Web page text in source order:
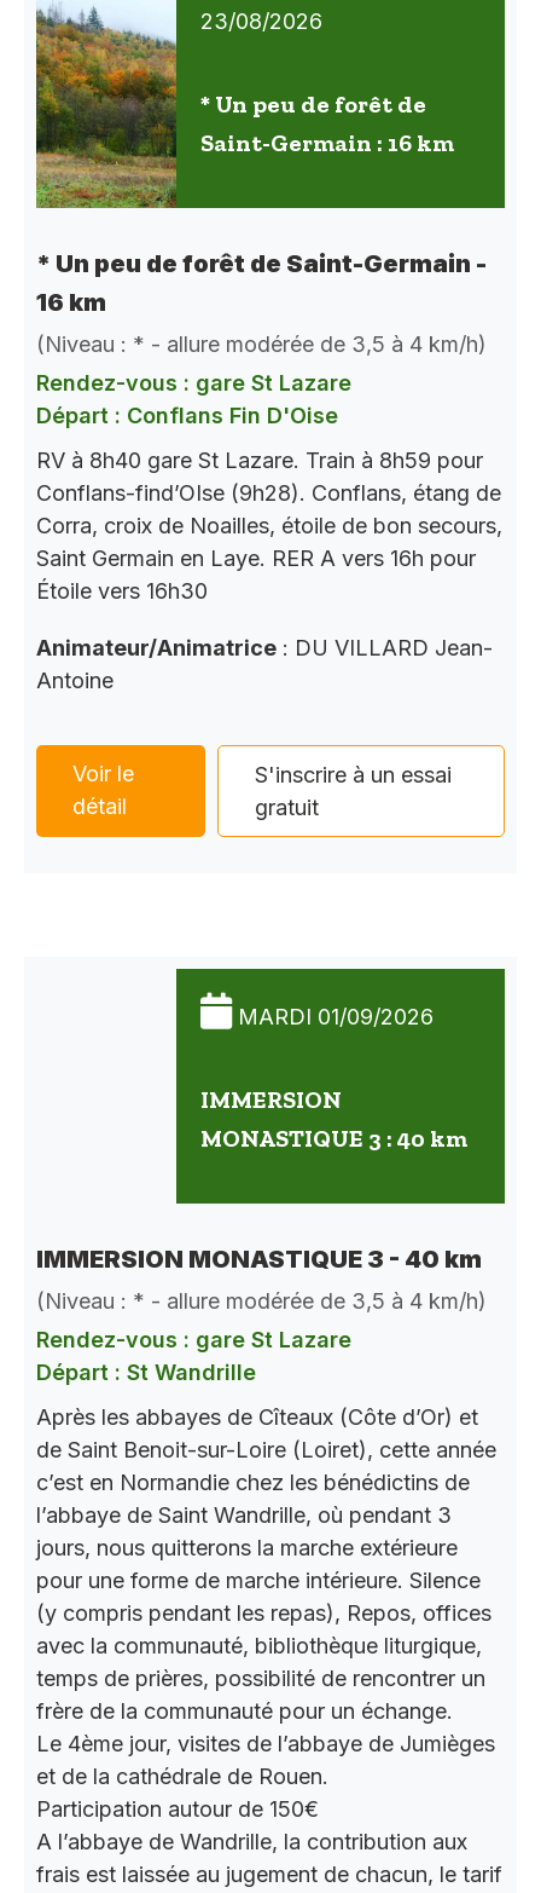
23/08/2026
* Un peu de forêt de
Saint-Germain : 16 km
* Un peu de forêt de Saint-Germain -
16 km
(Niveau : * - allure modérée de 3,5 à 4 km/h)
Rendez-vous : gare St Lazare
Départ : Conflans Fin D'Oise
RV à 8h40 gare St Lazare. Train à 8h59 pour
Conflans-find’OIse (9h28). Conflans, étang de
Corra, croix de Noailles, étoile de bon secours,
Saint Germain en Laye. RER A vers 16h pour
Étoile vers 16h30
Animateur/Animatrice : DU VILLARD Jean-
Antoine
Voir le
détail
S'inscrire à un essai
gratuit
MARDI 01/09/2026
IMMERSION
MONASTIQUE 3 : 40 km
IMMERSION MONASTIQUE 3 - 40 km
(Niveau : * - allure modérée de 3,5 à 4 km/h)
Rendez-vous : gare St Lazare
Départ : St Wandrille
Après les abbayes de Cîteaux (Côte d’Or) et
de Saint Benoit-sur-Loire (Loiret), cette année
c’est en Normandie chez les bénédictins de
l’abbaye de Saint Wandrille, où pendant 3
jours, nous quitterons la marche extérieure
pour une forme de marche intérieure. Silence
(y compris pendant les repas), Repos, offices
avec la communauté, bibliothèque liturgique,
temps de prières, possibilité de rencontrer un
frère de la communauté pour un échange.
Le 4ème jour, visites de l’abbaye de Jumièges
et de la cathédrale de Rouen.
Participation autour de 150€
A l’abbaye de Wandrille, la contribution aux
frais est laissée au jugement de chacun, le tarif